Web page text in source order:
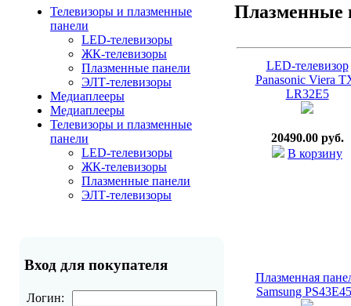
Телевизоры и плазменные
панели
LED-телевизоры
ЖК-телевизоры
Плазменные панели
ЭЛТ-телевизоры
Медиаплееры
Медиаплееры
Телевизоры и плазменные
панели
LED-телевизоры
ЖК-телевизоры
Плазменные панели
ЭЛТ-телевизоры
Вход для покупателя
Логин:
Плазменные
LED-телевизор
Panasonic Viera
LR32E5
20490.00 руб.
В корзину
Плазменная
Samsung